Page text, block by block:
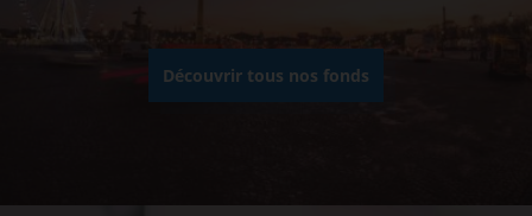
Découvrir tous nos fonds